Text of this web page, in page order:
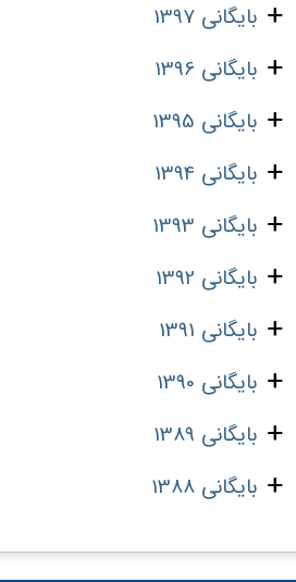
بایگانی 1397
بایگانی 1396
بایگانی 1395
بایگانی 1394
بایگانی 1393
بایگانی 1392
بایگانی 1391
بایگانی 1390
بایگانی 1389
بایگانی 1388